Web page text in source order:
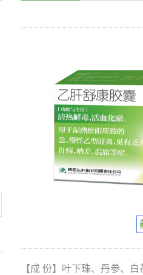
【成 份】叶下珠、丹参、白